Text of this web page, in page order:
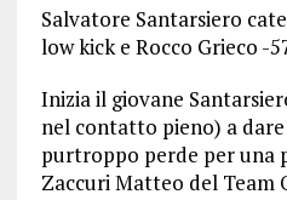
Salvatore Santarsiero
low kick e Rocco Grieco -
Inizia il giovane
nel contatto pieno) a
purtroppo perde per una
Zaccuri Matteo del Team